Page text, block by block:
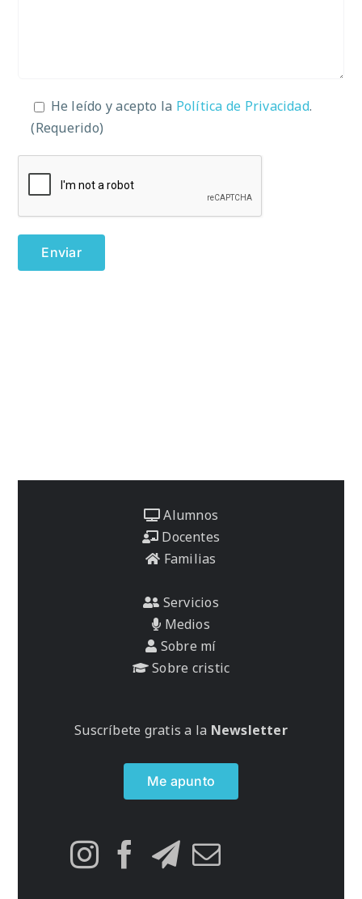
He leído y acepto la Política de Privacidad.
(Requerido)
Alumnos
Docentes
Familias
Servicios
Medios
Sobre mí
Sobre cristic
Suscríbete gratis a la Newsletter
Me apunto